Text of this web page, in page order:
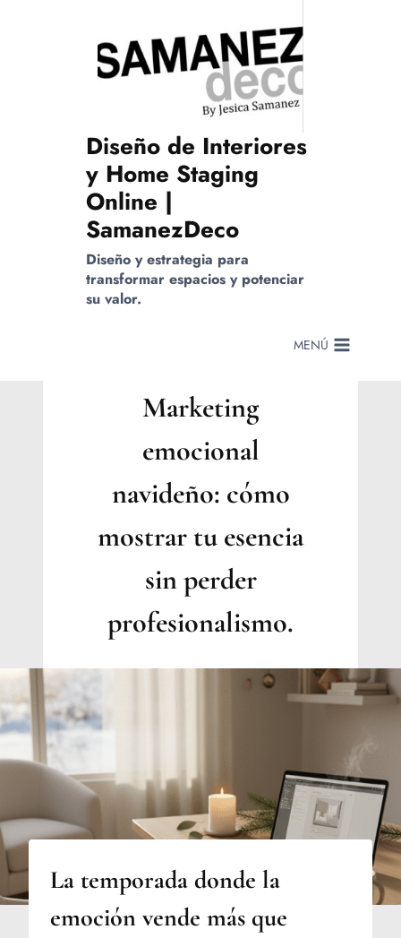
Diseño de Interiores
y Home Staging
Online |
SamanezDeco
Diseño y estrategia para
transformar espacios y potenciar
su valor.
MENÚ
INMOBILIARIO
EMOCIONAL
Marketing
emocional
navideño: cómo
mostrar tu esencia
sin perder
profesionalismo.
Por
La temporada donde la
emoción vende más que